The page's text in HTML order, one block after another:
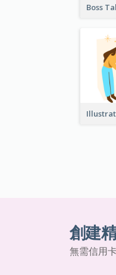
創建
無需信用